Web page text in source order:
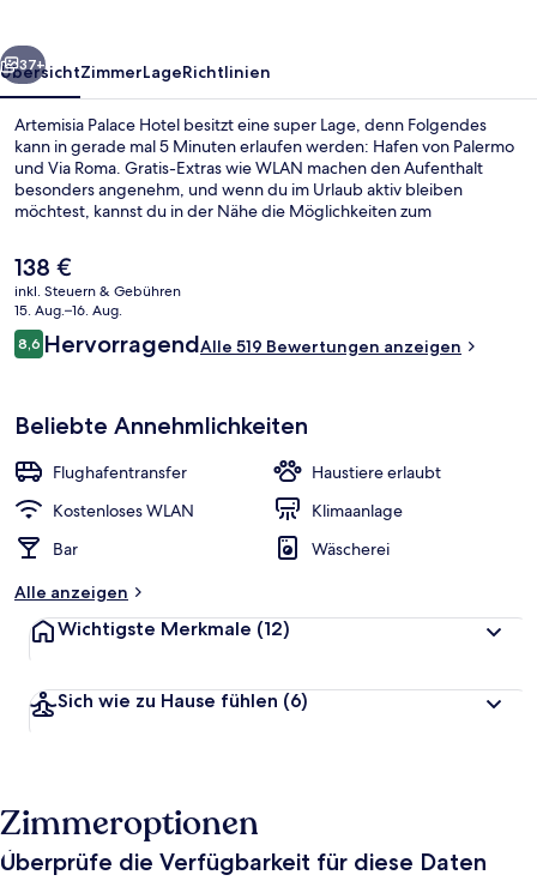
Weiter
37+
ÜbersichtZimmerLageRichtlinien
Artemisia Palace Hotel besitzt eine super Lage, denn Folgendes
kann in gerade mal 5 Minuten erlaufen werden: Hafen von Palermo
und Via Roma. Gratis-Extras wie WLAN machen den Aufenthalt
besonders angenehm, und wenn du im Urlaub aktiv bleiben
möchtest, kannst du in der Nähe die Möglichkeiten zum
Minuten entfernt: Teatro Politeama und Teatro Massimo.
Der
aktuelle
Preis
beträgt
138 €.
138 €
inkl. Steuern & Gebühren
15. Aug.–16. Aug.
Bewertungen
8,68,6 von 10.
HervorragendAlle 519 Bewertungen anzeigen
Beliebte Annehmlichkeiten
Flughafentransfer
Haustiere erlaubt
Kostenloses WLAN
Klimaanlage
Bar
Wäscherei
Alle anzeigen
Wichtigste Merkmale (12)
Sich wie zu Hause fühlen (6)
Zimmeroptionen
Überprüfe die Verfügbarkeit für diese Daten